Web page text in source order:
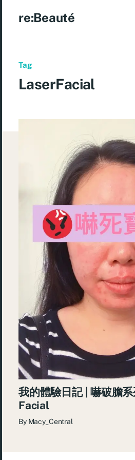
re:Beauté
Tag
LaserFacial
我的體驗日記 | 嚇破膽
Facial
By Macy_Central